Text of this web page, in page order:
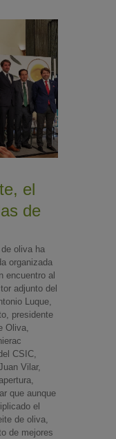
el
de
oliva ha
organizada
encuentro al
adjunto del
Luque,
presidente
Oliva,
CSIC,
Vilar,
que aunque
el
de oliva,
de mejores